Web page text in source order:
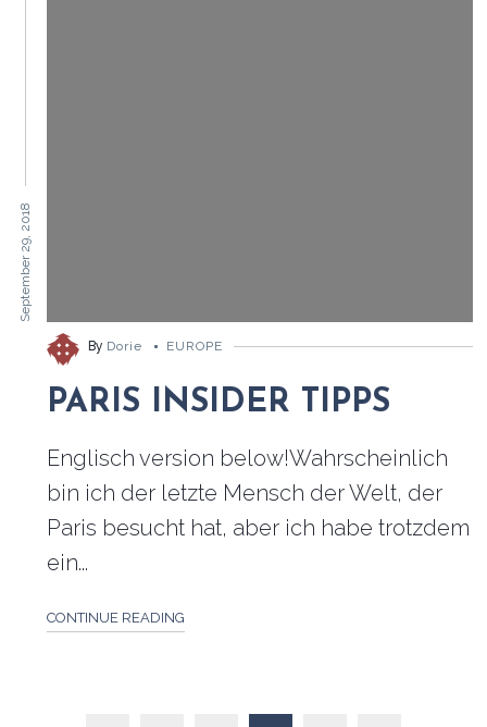
September 29, 2018
By Dorie EUROPE
PARIS INSIDER TIPPS
Englisch version below!Wahrscheinlich
bin ich der letzte Mensch der Welt, der
Paris besucht hat, aber ich habe trotzdem
ein...
CONTINUE READING